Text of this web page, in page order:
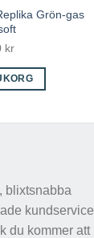
Grön-gas
kr
blixtsnabba
kundservice
du kommer att